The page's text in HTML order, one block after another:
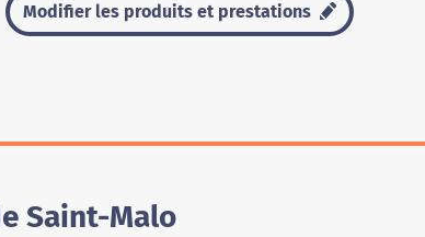
Modifier les produits et prestations
Saint-Malo